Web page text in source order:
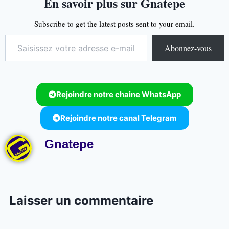
Subscribe to get the latest posts sent to your email.
Abonnez-vous
Rejoindre notre chaine WhatsApp
Rejoindre notre canal Telegram
Gnatepe
Laisser un commentaire